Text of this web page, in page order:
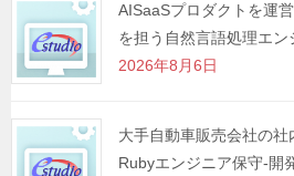
AISaaSプロダクトを運
を担う自然言語処理エン
2026年8月6日
大手自動車販売会社の
Rubyエンジニア保守-開